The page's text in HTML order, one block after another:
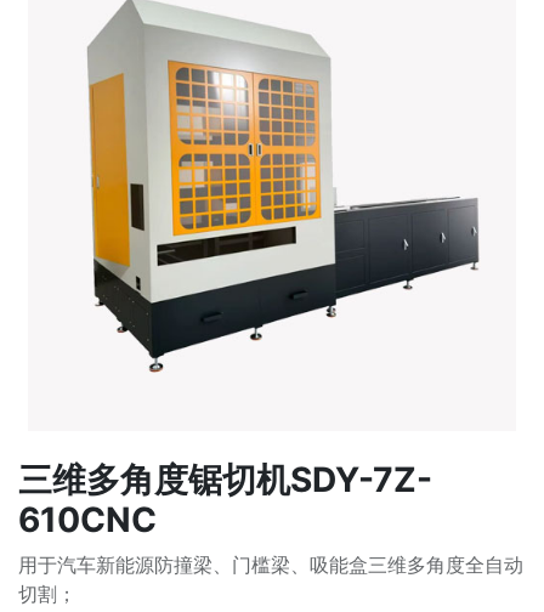
三维多角度锯切机SDY-7Z-
610CNC
用于汽车新能源防撞梁、门槛梁、吸能盒三维多角度全自动
切割；